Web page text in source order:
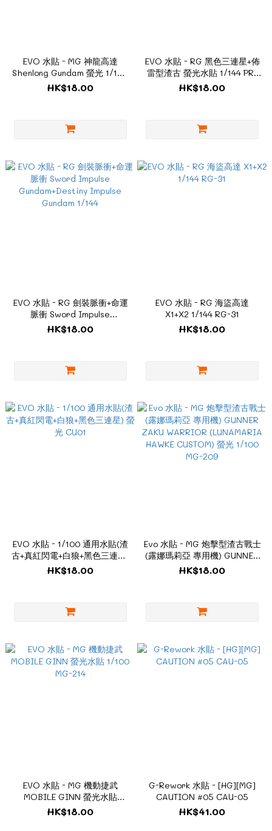
EVO 水貼 - MG 神龍高達
Shenlong Gundam 螢光 1/100
MG-139
HK$18.00
EVO 水貼 - RG 黑色三連星+佈
雷型渣古 螢光水貼 1/144 PR-
35
HK$18.00
EVO 水貼 - RG 劍裝脈衝+命運
脈衝 Sword Impulse
Gundam+Destiny Impulse
Gundam 1/144
HK$18.00
EVO 水貼 - RG 海盜高達
X1+X2 1/144 RG-31
HK$18.00
EVO 水貼 - 1/100 通用水貼(渣
古+真紅閃電+白狼+黑色三連星)
螢光 CU01
HK$18.00
Evo 水貼 - MG 炮擊型渣古戰士
(露娜瑪莉亞 專用機) GUNNER
ZAKU WARRIOR
(LUNAMARIA HAWKE
HK$18.00
EVO 水貼 - MG 機動捷武
MOBILE GINN 螢光水貼
1/100 MG-214
HK$18.00
G-Rework 水貼 - [HG][MG]
CAUTION #05 CAU-05
HK$41.00